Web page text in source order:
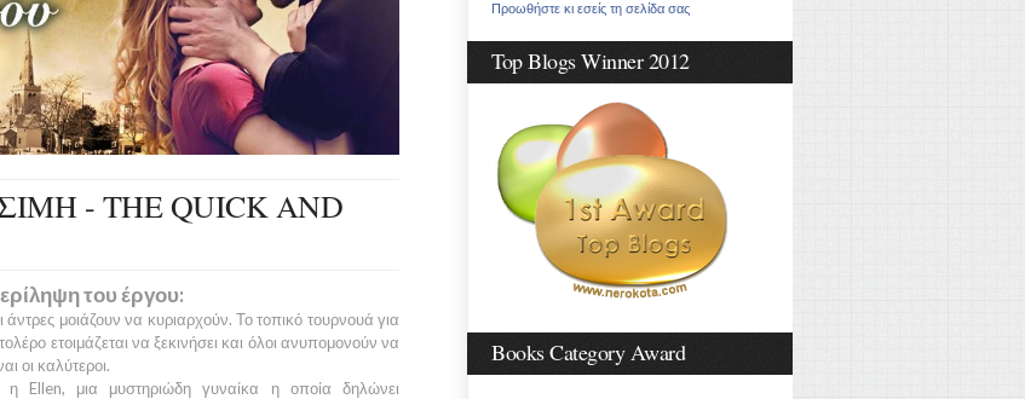
- THE QUICK AND
του έργου:
άντρες μοιάζουν να κυριαρχούν. Το τοπικό τουρνουά για
ετοιμάζεται να ξεκινήσει και όλοι ανυπομονούν να
οι καλύτεροι.
ηEllen, μια μυστηριώδη γυναίκα η οποία δηλώνει
Προωθήστε κι εσείς τη σελίδα σας
Top Blogs Winner 2012
Books Category Award